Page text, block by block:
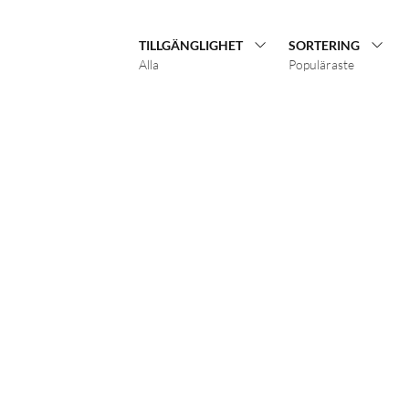
TILLGÄNGLIGHET
Alla
SORTERING
Populäraste